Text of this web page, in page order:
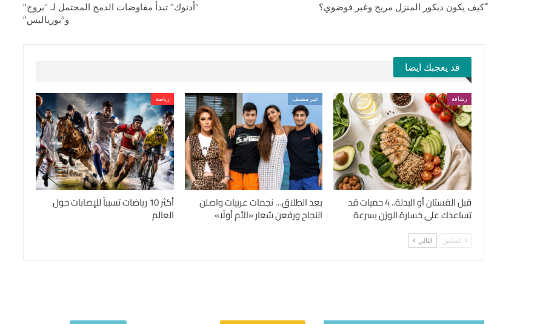
ًكيف يكون ديكور المنزل مريح وغير فوضوي؟
“أدنوك” تبدأ مفاوضات الدمج المحتمل لـ “بروج”
و”بورياليس”
قد يعجبك ايضا
رشاقة
قبل الفستان أو البدلة.. 4 حميات قد
تساعدك على خسارة الوزن بسرعة
غير مصنف
بعد الطلاق… نجمات عربيات واصلن
النجاح ورفعن شعار «الأم أولًا»
رياضة
أكثر 10 رياضات تسبباً للإصابات حول
العالم
السابق التالي